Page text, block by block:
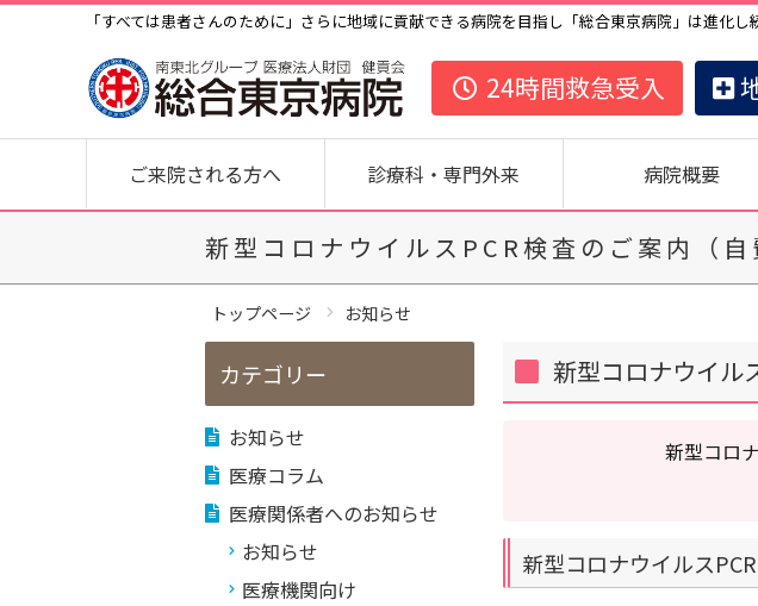
「すべては患者さんのために」さらに地域に貢献できる病院を目指し「総合東京病院」は進化し
24時間救急受入
ご来院される方へ 診療科・専門外来 病院概要
新型コロナウイルスPCR検査のご案内（自
トップページ お知らせ
新型コロナウイル
新型コロ
新型コロナウイルス
カテゴリー
お知らせ
医療コラム
医療関係者へのお知らせ
お知らせ
医療機関向け